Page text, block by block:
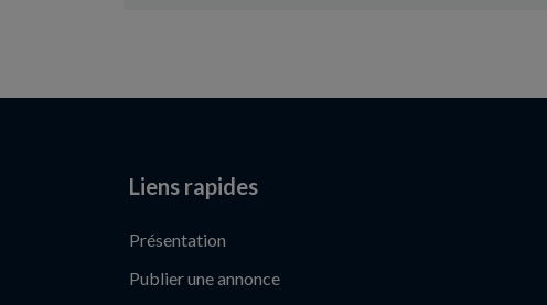
Liens rapides
Présentation
Publier une annonce